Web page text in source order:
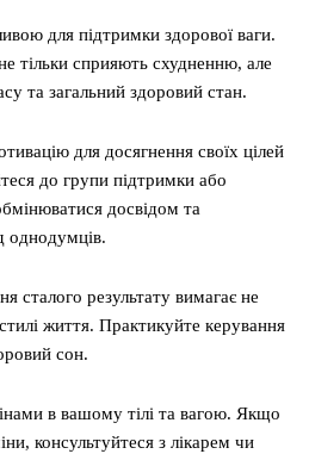
для підтримки здорової ваги.
тільки сприяють схудненню, але
та загальний здоровий стан.
для досягнення своїх цілей
до групи підтримки або
досвідом та
однодумців.
сталого результату вимагає не
життя. Практикуйте керування
сон.
в вашому тілі та вагою. Якщо
консультуйтеся з лікарем чи